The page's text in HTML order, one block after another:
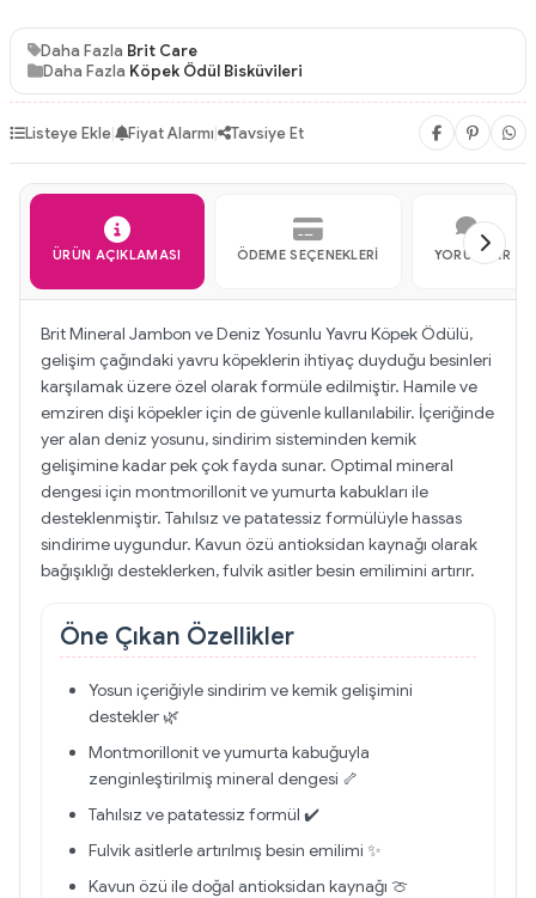
Daha Fazla Brit Care
Daha Fazla Köpek Ödül Bisküvileri
Listeye Ekle| Fiyat Alarmı| Tavsiye Et
ÜRÜN AÇIKLAMASI ÖDEME SEÇENEKLERI YORUMLAR
Brit Mineral Jambon ve Deniz Yosunlu Yavru Köpek Ödülü,
gelişim çağındaki yavru köpeklerin ihtiyaç duyduğu besinleri
karşılamak üzere özel olarak formüle edilmiştir. Hamile ve
emziren dişi köpekler için de güvenle kullanılabilir. İçeriğinde
yer alan deniz yosunu, sindirim sisteminden kemik
gelişimine kadar pek çok fayda sunar. Optimal mineral
dengesi için montmorillonit ve yumurta kabukları ile
desteklenmiştir. Tahılsız ve patatessiz formülüyle hassas
sindirime uygundur. Kavun özü antioksidan kaynağı olarak
bağışıklığı desteklerken, fulvik asitler besin emilimini artırır.
Öne Çıkan Özellikler
Yosun içeriğiyle sindirim ve kemik gelişimini
destekler 🌿
Montmorillonit ve yumurta kabuğuyla
zenginleştirilmiş mineral dengesi 🦴
Tahılsız ve patatessiz formül ✔️
Fulvik asitlerle artırılmış besin emilimi ✨
Kavun özü ile doğal antioksidan kaynağı 🍈